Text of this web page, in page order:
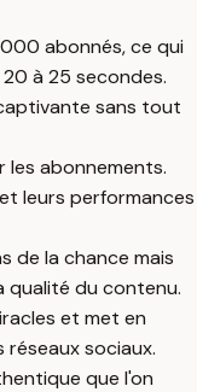
abonnés, ce qui
à 25 secondes.
sans tout
les abonnements.
leurs performances
de la chance mais
qualité du contenu.
et met en
sociaux.
que l'on